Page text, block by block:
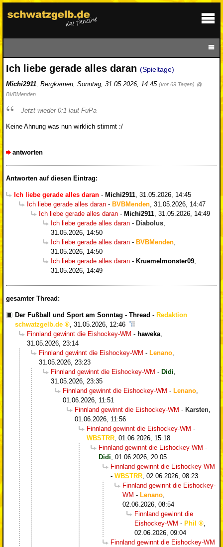
Ich liebe gerade alles daran (Spieltage)
Michi2911, Bergkamen, Sonntag, 31.05.2026, 14:45 (vor 69 Tagen) @
BVBMenden
Jetzt wieder 0:1 laut FuPa
Keine Ahnung was nun wirklich stimmt :/
antworten
Antworten auf diesen Eintrag:
Ich liebe gerade alles daran - Michi2911, 31.05.2026, 14:45
Ich liebe gerade alles daran - BVBMenden, 31.05.2026, 14:47
Ich liebe gerade alles daran - Michi2911, 31.05.2026, 14:49
Ich liebe gerade alles daran - Diabolus,
31.05.2026, 14:50
Ich liebe gerade alles daran - BVBMenden,
31.05.2026, 14:50
Ich liebe gerade alles daran - Kruemelmonster09,
31.05.2026, 14:49
gesamter Thread:
Der Fußball und Sport am Sonntag - Thread - Redaktion
schwatzgelb.de
31.05.2026, 12:46
Finnland gewinnt die Eishockey-WM - haweka
31.05.2026, 23:14
Finnland gewinnt die Eishockey-WM - Lenano
31.05.2026, 23:23
Finnland gewinnt die Eishockey-WM - Didi
31.05.2026, 23:35
Finnland gewinnt die Eishockey-WM - Lenano
01.06.2026, 11:51
Finnland gewinnt die Eishockey-WM - Karsten
01.06.2026, 11:56
Finnland gewinnt die Eishockey-WM -
WBSTRR 01.06.2026, 15:18
Finnland gewinnt die Eishockey-WM -
Didi 01.06.2026, 20:05
Finnland gewinnt die Eishockey-WM
- WBSTRR 02.06.2026, 08:23
Finnland gewinnt die Eishockey-
WM - Lenano
02.06.2026, 08:54
Finnland gewinnt die
Eishockey-WM - Phil
02.06.2026, 09:04
Finnland gewinnt die Eishockey-WM